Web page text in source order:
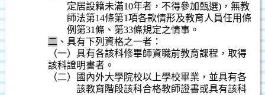
定居設籍未滿10年者，不得參加甄選) ，無教
師法第14條第1項各款情形及教育人員任用條
例第31條、第33條規定之情事。
二 、具有下列資格之一者：
（一）具有各該科修畢師資職前教育課程，取得
該科證明書者。
（二）國內外大學院校以上學校畢業，並具有各
該教育階段該科合格教師證書或具有該科